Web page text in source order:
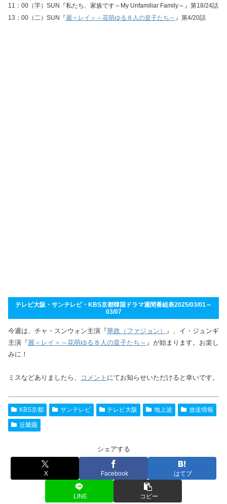
11：00（字）SUN『私たち、家族です～My Unfamiliar Family～』第18/24話
13：00（二）SUN『麗＜レイ＞～花萌ゆる８人の皇子たち～ 』第4/20話
テレビ大阪・サンテレビ・KBS京都韓国ドラマ週間番組表2025/03/01～
03/07
今週は、チャ・スンウォン主演『華政（ファジョン）
』、イ・ジュンギ
主演『 麗＜レイ＞～花萌ゆる８人の皇子たち～ 』が始まります。お楽し
みに！
ミスなどありましたら、 コメント にてお知らせいただけると幸いです。
KBS京都 サンテレビ テレビ大阪 地上波 放送情報
近畿圏
シェアする
X Facebook はてブ
LINE コピー